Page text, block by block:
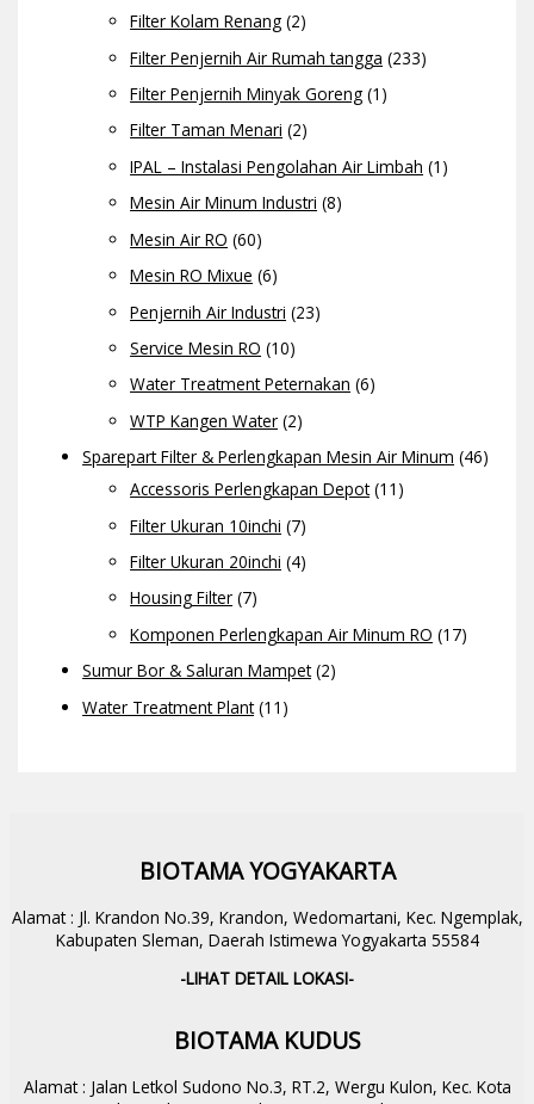
Filter Kolam Renang (2)
Filter Penjernih Air Rumah tangga (233)
Filter Penjernih Minyak Goreng (1)
Filter Taman Menari (2)
IPAL – Instalasi Pengolahan Air Limbah (1)
Mesin Air Minum Industri (8)
Mesin Air RO (60)
Mesin RO Mixue (6)
Penjernih Air Industri (23)
Service Mesin RO (10)
Water Treatment Peternakan (6)
WTP Kangen Water (2)
Sparepart Filter & Perlengkapan Mesin Air Minum (46)
Accessoris Perlengkapan Depot(11)
Filter Ukuran 10inchi (7)
Filter Ukuran 20inchi (4)
Housing Filter (7)
Komponen Perlengkapan Air Minum RO (17)
Sumur Bor & Saluran Mampet(2)
Water Treatment Plant(11)
BIOTAMA YOGYAKARTA
Alamat : Jl. Krandon No.39, Krandon, Wedomartani, Kec. Ngemplak,
Kabupaten Sleman, Daerah Istimewa Yogyakarta 55584
-LIHAT DETAIL LOKASI-
BIOTAMA KUDUS
Alamat : Jalan Letkol Sudono No.3, RT.2, Wergu Kulon, Kec. Kota